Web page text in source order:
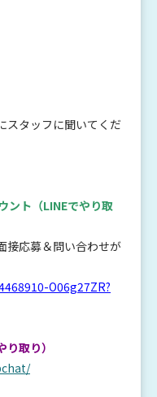
スタッフに聞いてくだ
ント （LINEでやり取
接応募＆問い合わせが
O06g27ZR?
取り）